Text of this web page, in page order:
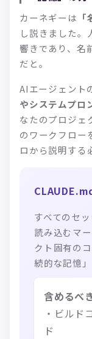
カーネギーは
し説きました。
響きであり、名
だと。
AIエージェント
やシステムプロ
なたのプロジェ
のワークフロー
ロから説明する
すべてのセ
読み込むマ
クト固有の
続的な記憶
含めるべ
・ビルド
ド